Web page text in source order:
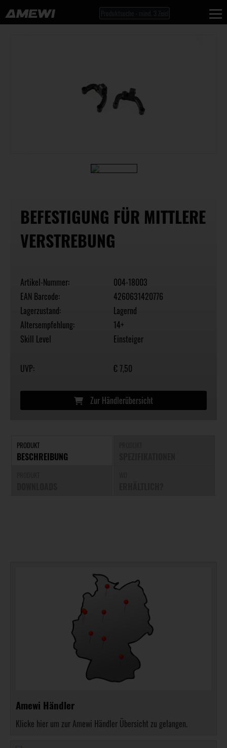
BEFESTIGUNG FÜR MITTLERE
VERSTREBUNG
Artikel-Nummer:
004-18003
EAN Barcode:
4260631420776
Lagerzustand:
Lagernd
Altersempfehlung:
14+
Skill Level
Einsteiger
UVP: € 7,50
Zur Händlerübersicht
PRODUKT
BESCHREIBUNG
Amewi Händler
Klicke hier um zur Amewi Händler Übersicht zu gelangen.